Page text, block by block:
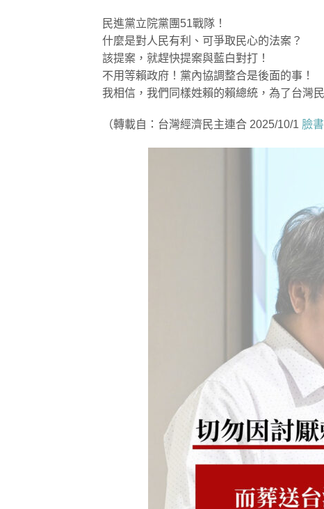
​民進黨立院黨團51戰隊！
什麼是對人民有利、可爭取民心的法案？
該提案，就趕快提案與藍白對打！
不用等賴政府！黨內協調整合是後面的事！
我相信，我們同樣姓賴的賴總統，為了台灣
​（轉載自：台灣經濟民主連合 2025/10/1 臉